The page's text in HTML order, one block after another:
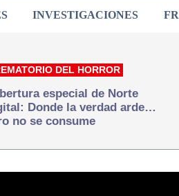
INVESTIGACIONES
DEL HORROR
especial de Norte
Donde la verdad arde…
no se consume